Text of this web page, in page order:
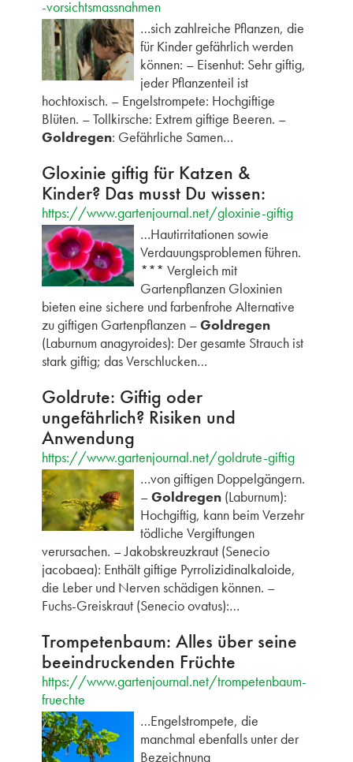
-vorsichtsmassnahmen
…sich zahlreiche Pflanzen, die
für Kinder gefährlich werden
können: – Eisenhut: Sehr giftig,
jeder Pflanzenteil ist
hochtoxisch. – Engelstrompete: Hochgiftige
Blüten. – Tollkirsche: Extrem giftige Beeren. –
Goldregen: Gefährliche Samen…
Gloxinie giftig für Katzen &
Kinder? Das musst Du wissen:
https://www.gartenjournal.net/gloxinie-giftig
…Hautirritationen sowie
Verdauungsproblemen führen.
*** Vergleich mit
Gartenpflanzen Gloxinien
bieten eine sichere und farbenfrohe Alternative
zu giftigen Gartenpflanzen –Goldregen
(Laburnum anagyroides): Der gesamte Strauch ist
stark giftig; das Verschlucken…
Goldrute: Giftig oder
ungefährlich? Risiken und
Anwendung
https://www.gartenjournal.net/goldrute-giftig
…von giftigen Doppelgängern.
–Goldregen(Laburnum):
Hochgiftig, kann beim Verzehr
tödliche Vergiftungen
verursachen. – Jakobskreuzkraut (Senecio
jacobaea): Enthält giftige Pyrrolizidinalkaloide,
die Leber und Nerven schädigen können. –
Fuchs-Greiskraut (Senecio ovatus):…
Trompetenbaum: Alles über seine
beeindruckenden Früchte
https://www.gartenjournal.net/trompetenbaum-
fruechte
…Engelstrompete, die
manchmal ebenfalls unter der
Bezeichnung